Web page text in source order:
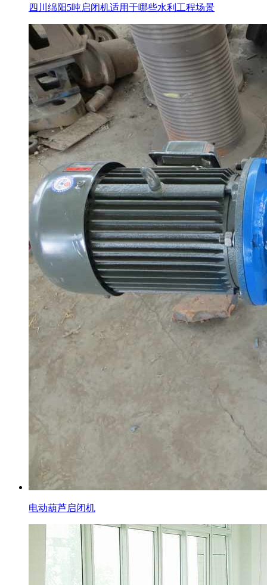
四川绵阳5吨启闭机适用于哪些水利工程场景
电动葫芦启闭机